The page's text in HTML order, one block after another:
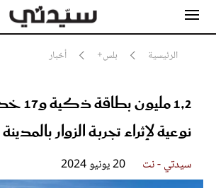
الرئيسية بلس+ أخبار
1,2
نوعية لإثراء تجربة الزوار
سيدتي - نت 20 يونيو 2024
مشاهير
جمال
سيدتي وطفلك
لايف ستايل